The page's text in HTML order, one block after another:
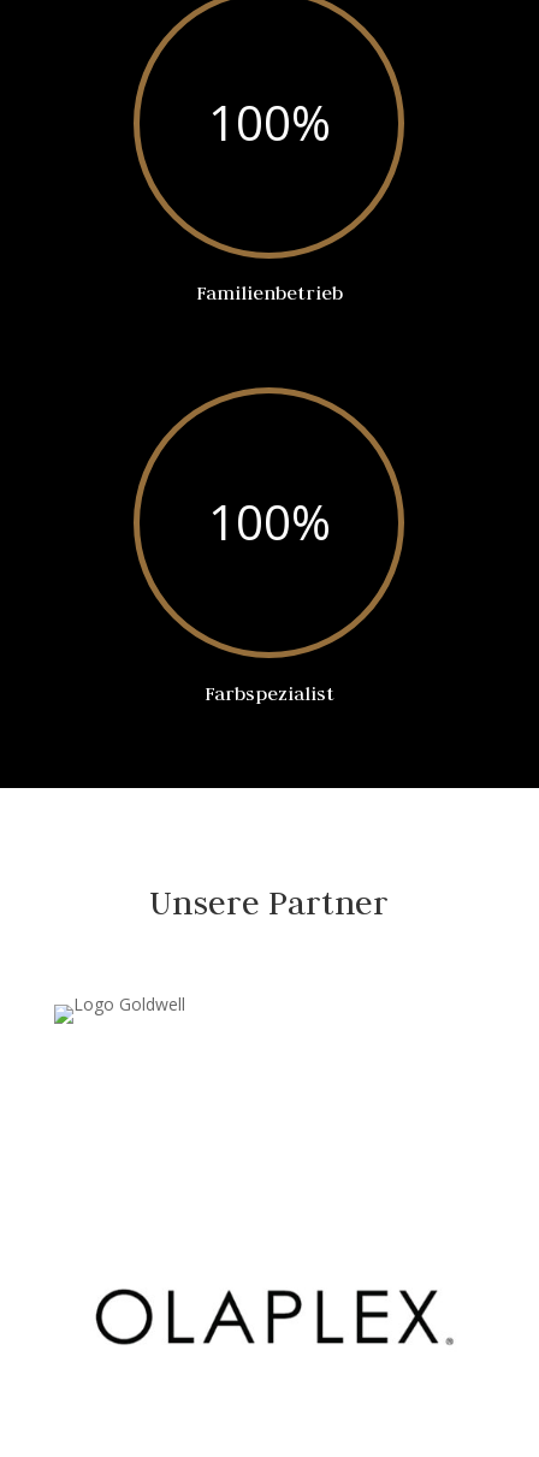
100%
Familienbetrieb
100%
Farbspezialist
Unsere Partner